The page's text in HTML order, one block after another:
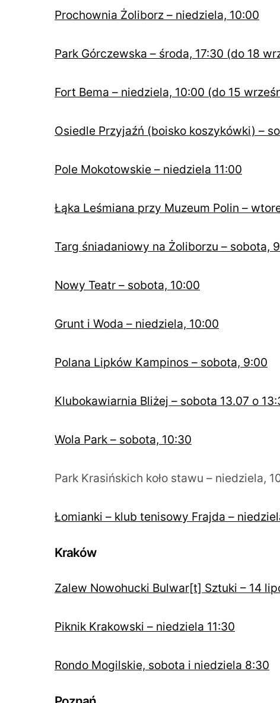
Prochownia Żoliborz – niedziela, 10:00
Park Górczewska – środa, 17:30 (do 18
Fort Bema – niedziela, 10:00 (do 15
Osiedle Przyjaźń (boisko koszykówki) –
Pole Mokotowskie – niedziela 11:00
Łąka Leśmiana przy Muzeum Polin –
Targ śniadaniowy na Żoliborzu – sobota,
Nowy Teatr – sobota, 10:00
Grunt i Woda – niedziela, 10:00
Polana Lipków Kampinos – sobota, 9:00
Klubokawiarnia Bliżej – sobota 13.07 o
Wola Park – sobota, 10:30
Park Krasińskich koło stawu – niedziela,
Łomianki – klub tenisowy Frajda –
Kraków
Zalew Nowohucki Bulwar[t] Sztuki – 14
Piknik Krakowski – niedziela 11:30
Rondo Mogilskie, sobota i niedziela 8:30